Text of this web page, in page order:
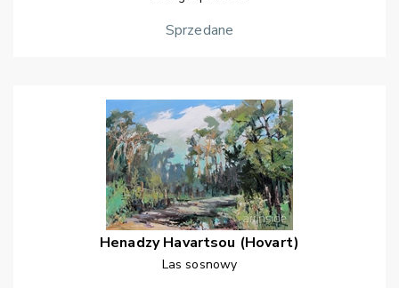
Sprzedane
Henadzy Havartsou (Hovart)
Las sosnowy